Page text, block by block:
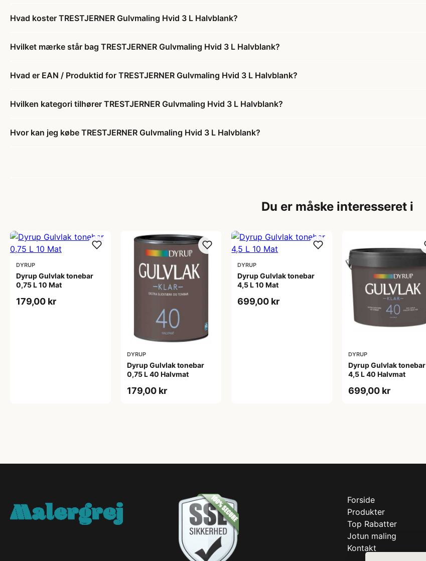
Hvad koster TRESTJERNER Gulvmaling Hvid 3 L Halvblank?
Hvilket mærke står bag TRESTJERNER Gulvmaling Hvid 3 L Halvblank?
Hvad er EAN / Produktid for TRESTJERNER Gulvmaling Hvid 3 L Halvblank?
Hvilken kategori tilhører TRESTJERNER Gulvmaling Hvid 3 L Halvblank?
Hvor kan jeg købe TRESTJERNER Gulvmaling Hvid 3 L Halvblank?
Du er måske interesseret i
DYRUP
Dyrup Gulvlak tonebar
0,75 L 10 Mat
179,00 kr
DYRUP
Dyrup Gulvlak tonebar
0,75 L 40 Halvmat
179,00 kr
DYRUP
Dyrup Gulvlak tonebar
4,5 L 10 Mat
699,00 kr
DYRUP
Dyrup Gulvlak tonebar
4,5 L 40 Halvmat
699,00 kr
Forside
Produkter
Top Rabatter
Jotun maling
Kontakt